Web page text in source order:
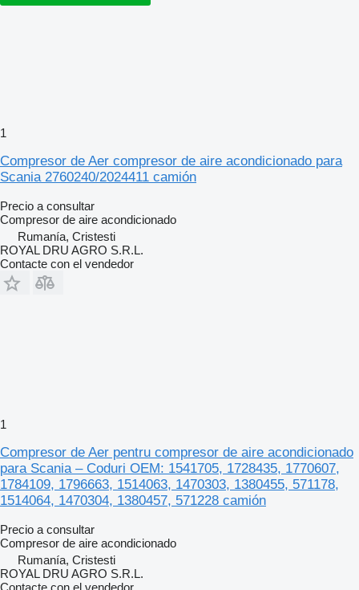
1
Compresor de Aer compresor de aire acondicionado para
Scania 2760240/2024411 camión
Precio a consultar
Compresor de aire acondicionado
Rumanía, Cristesti
ROYAL DRU AGRO S.R.L.
Contacte con el vendedor
1
Compresor de Aer pentru compresor de aire acondicionado
para Scania – Coduri OEM: 1541705, 1728435, 1770607,
1784109, 1796663, 1514063, 1470303, 1380455, 571178,
1514064, 1470304, 1380457, 571228 camión
Precio a consultar
Compresor de aire acondicionado
Rumanía, Cristesti
ROYAL DRU AGRO S.R.L.